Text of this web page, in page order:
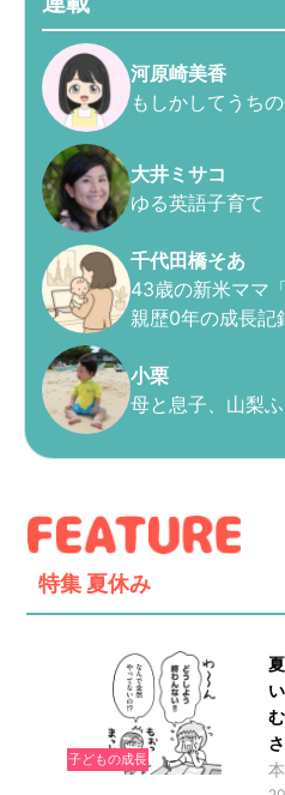
河原崎美香
もしかしてうち
大井ミサコ
ゆる英語子育て
千代田橋そあ
43歳の新米ママ
親歴0年の成長記
小栗
母と息子、山梨
特集 夏休み
子どもの成長